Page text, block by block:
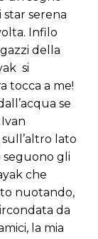
serena
Infilo
della
si
tocca a me!
se
lato
seguono gli
che
nuotando,
da
la mia